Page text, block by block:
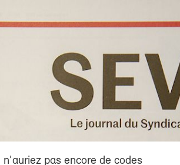
n'auriez pas encore de codes